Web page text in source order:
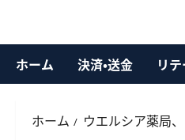
ホーム 決済・送金 リテ
ホーム ウエルシア薬局